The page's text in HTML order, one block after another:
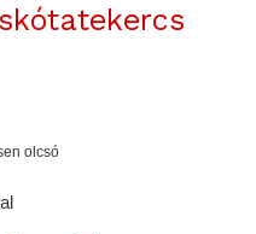
olcsó